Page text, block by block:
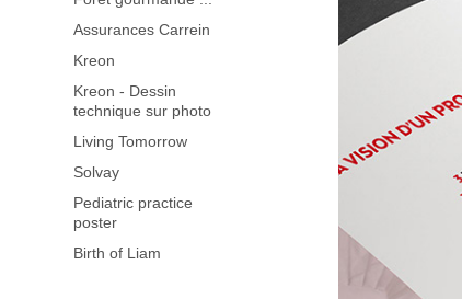
Assurances Carrein
Kreon
Kreon - Dessin
technique sur photo
Living Tomorrow
Solvay
Pediatric practice
poster
Birth of Liam